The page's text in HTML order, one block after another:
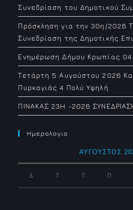
Συνεδρίαση του Δημοτικού
Πρόσκληση για την 30η/2026
Συνεδρίαση της Δημοτικής
Ενημέρωση Δήμου Κρωπίας
Τετάρτη 5 Αυγούστου 2026
Πυρκαγιάς 4 Πολύ Υψηλή
ΠΙΝΑΚΑΣ 23H -2026
Ημερολογιο
ΑΎΓΟΥΣΤΟΣ
Δ Τ Τ Π